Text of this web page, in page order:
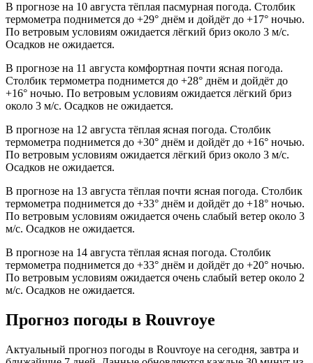
В прогнозе на 10 августа тёплая пасмурная погода. Столбик
термометра поднимется до +29° днём и дойдёт до +17° ночью.
По ветровым условиям ожидается лёгкий бриз около 3 м/с.
Осадков не ожидается.
В прогнозе на 11 августа комфортная почти ясная погода.
Столбик термометра поднимется до +28° днём и дойдёт до
+16° ночью. По ветровым условиям ожидается лёгкий бриз
около 3 м/с. Осадков не ожидается.
В прогнозе на 12 августа тёплая ясная погода. Столбик
термометра поднимется до +30° днём и дойдёт до +16° ночью.
По ветровым условиям ожидается лёгкий бриз около 3 м/с.
Осадков не ожидается.
В прогнозе на 13 августа тёплая почти ясная погода. Столбик
термометра поднимется до +33° днём и дойдёт до +18° ночью.
По ветровым условиям ожидается очень слабый ветер около 3
м/с. Осадков не ожидается.
В прогнозе на 14 августа тёплая ясная погода. Столбик
термометра поднимется до +33° днём и дойдёт до +20° ночью.
По ветровым условиям ожидается очень слабый ветер около 2
м/с. Осадков не ожидается.
Прогноз погоды в Rouvroyе
Актуальный прогноз погоды в Rouvroyе на сегодня, завтра и